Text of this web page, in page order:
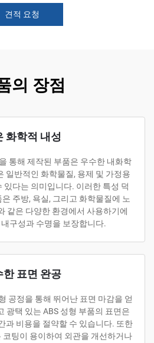
견적 요청
의 장점
화학적 내성
통해 제작된 부품은 우수한 내화학
일반적인 화학물질, 용제 및 가정용
있다는 의미입니다. 이러한 특성 덕
주방, 욕실, 그리고 화학물질에 노
같은 다양한 환경에서 사용하기에
구성과 수명을 보장합니다.
한 표면 완공
공정을 통해 뛰어난 표면 마감을 얻
광택 있는 ABS 성형 부품의 표면은
과 비용을 절약할 수 있습니다. 또한
코팅이 용이하여 외관을 개선하거나